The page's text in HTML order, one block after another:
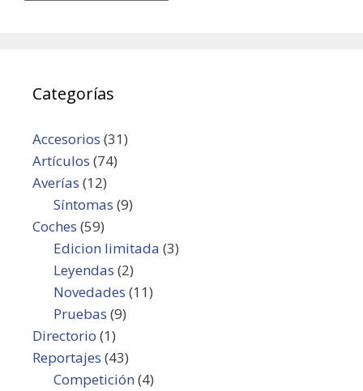
Categorías
Accesorios (31)
Artículos (74)
Averías (12)
Síntomas (9)
Coches (59)
Edicion limitada (3)
Leyendas (2)
Novedades (11)
Pruebas (9)
Directorio (1)
Reportajes (43)
Competición (4)